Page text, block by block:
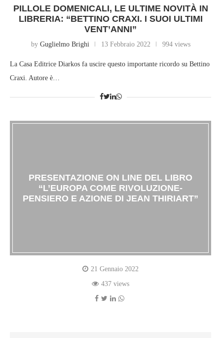
PILLOLE DOMENICALI, LE ULTIME NOVITÀ IN
LIBRERIA: “BETTINO CRAXI. I SUOI ULTIMI
VENT’ANNI”
by Guglielmo Brighi 13 Febbraio 2022 994 views
La Casa Editrice Diarkos fa uscire questo importante ricordo su Bettino
Craxi. Autore è…
PRESENTAZIONE ON LINE DEL LIBRO
“L’EUROPA COME RIVOLUZIONE-
PENSIERO E AZIONE DI JEAN THIRIART”
21 Gennaio 2022
437 views